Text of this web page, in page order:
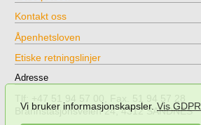
Vi bruker informasjonskapsler.Vis GDPR
Kontakt oss
Åpenhetsloven
Etiske retningslinjer
Adresse
Tlf: +47 51 94 57 00, Fax. 51 94 57 28
Brannstasjonsveien 24, 4312 SANDNES